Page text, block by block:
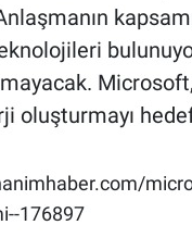
oluşturmayı
176897